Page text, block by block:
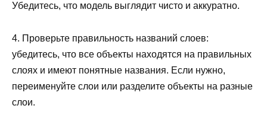
Убедитесь, что модель выглядит чисто и аккуратно.
4. Проверьте правильность названий слоев:
убедитесь, что все объекты находятся на правильных
слоях и имеют понятные названия. Если нужно,
переименуйте слои или разделите объекты на разные
слои.